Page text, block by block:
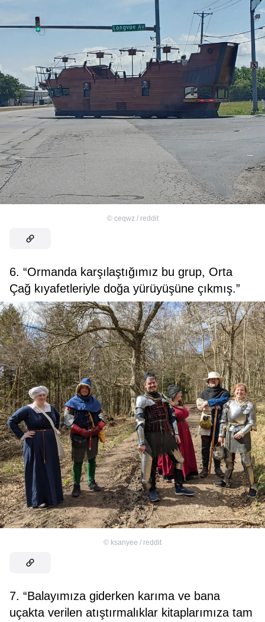
© ceqwz / reddit
6. “Ormanda karşılaştığımız bu grup, Orta
Çağ kıyafetleriyle doğa yürüyüşüne çıkmış.”
© ksanyee / reddit
7. “Balayımıza giderken karıma ve bana
uçakta verilen atıştırmalıklar kitaplarımıza tam